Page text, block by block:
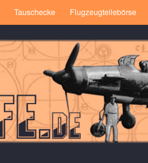
Tauschecke Flugzeugteilebörse